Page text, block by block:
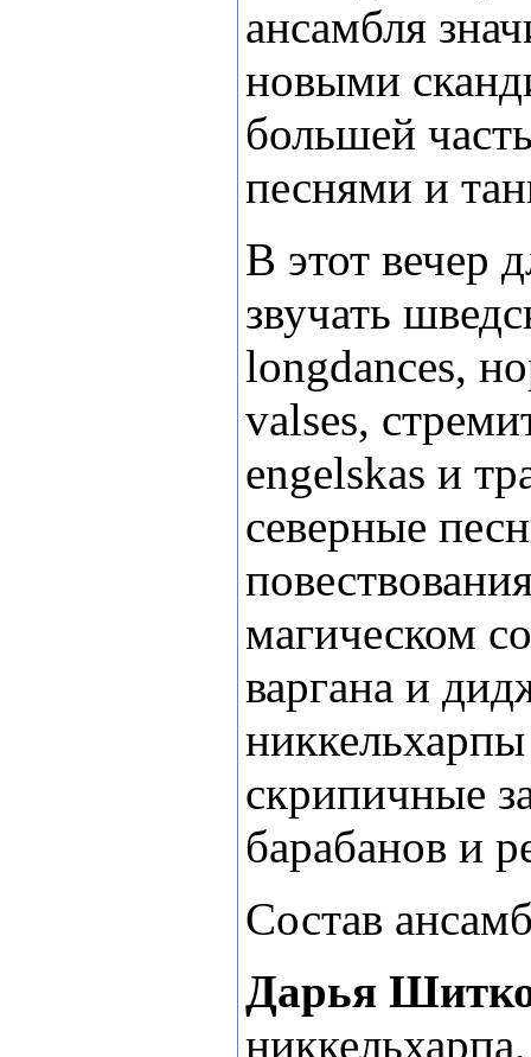
ансамбля
новыми
большей
песнями и
В этот вечер
звучать
longdances,
valses,
engelskas и
северные
магическом
варгана и
скрипичные
барабанов и
Состав
Дарья